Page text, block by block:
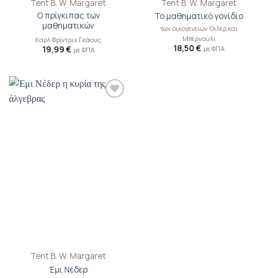
Tent B. W. Margaret
Ο πρίγκιπας των
μαθηματικών
Καρλ Φρίντριχ Γκάους
19,99 € με ΦΠΑ
Tent B. W. Margaret
Το μαθηματικό γονίδιο
των οικογενειών Όιλερ και
Μπερνούλι
18,50 € με ΦΠΑ
Tent B. W. Margaret
Έμι Νέδερ